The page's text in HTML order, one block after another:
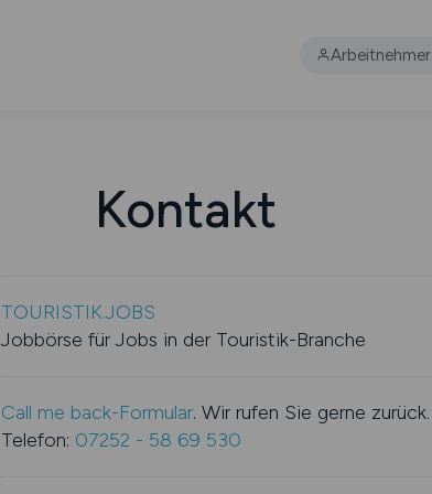
Arbeitnehmer
Kontakt
TOURISTIK.JOBS
Jobbörse für Jobs in der Touristik-Branche
Call me back-Formular. Wir rufen Sie gerne zurück.
Telefon: 07252 - 58 69 530